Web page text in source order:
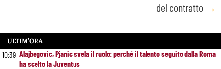
del contratto →
ULTIM’ORA
10:39 Alajbegovic, Pjanic svela il ruolo: perché il talento seguito dalla Roma
ha scelto la Juventus